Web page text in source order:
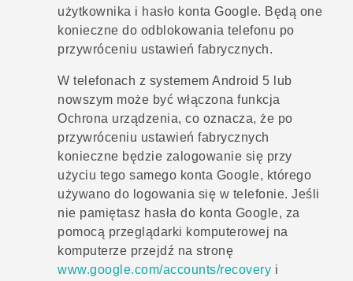
użytkownika i hasło konta Google. Będą one
konieczne do odblokowania telefonu po
przywróceniu ustawień fabrycznych.
W telefonach z systemem Android 5 lub
nowszym może być włączona funkcja
Ochrona urządzenia, co oznacza, że po
przywróceniu ustawień fabrycznych
konieczne będzie zalogowanie się przy
użyciu tego samego konta Google, którego
używano do logowania się w telefonie. Jeśli
nie pamiętasz hasła do konta Google, za
pomocą przeglądarki komputerowej na
komputerze przejdź na stronę
www.google.com/accounts/recovery i